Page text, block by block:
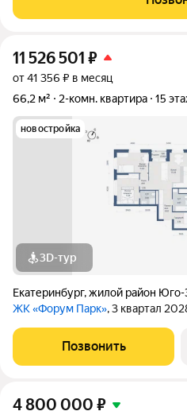
готовы передать на сделке.
11 526 501 ₽
от 41 356 ₽ в месяц
66,2 м²
2-комн. квартира 15
новостройка
3D-тур
Екатеринбург,жилой район Юго-
ЖК «Форум Парк», 3 квартал
Позвонить
4 800 000 ₽